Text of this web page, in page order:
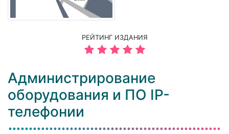
РЕЙТИНГ ИЗДАНИЯ
Администрирование
оборудования и ПО IP-
телефонии